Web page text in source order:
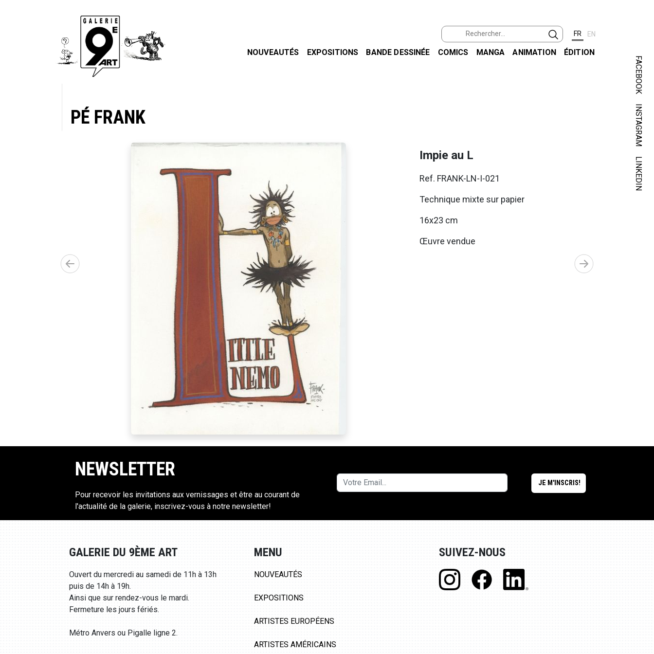
FR EN
NOUVEAUTÉS EXPOSITIONS BANDE DESSINÉE COMICS MANGA ANIMATION ÉDITION
FACEBOOK
INSTAGRAM
LINKEDIN
PÉ FRANK
Impie au L
Ref. FRANK-LN-I-021
Technique mixte sur papier
16x23 cm
Œuvre vendue
NEWSLETTER
Pour recevoir les invitations aux vernissages et être au courant de
l'actualité de la galerie, inscrivez-vous à notre newsletter!
GALERIE DU 9ÈME ART
Ouvert du mercredi au samedi de 11h à 13h
puis de 14h à 19h.
Ainsi que sur rendez-vous le mardi.
Fermeture les jours fériés.
Métro Anvers ou Pigalle ligne 2.
MENU
NOUVEAUTÉS
EXPOSITIONS
ARTISTES EUROPÉENS
ARTISTES AMÉRICAINS
SUIVEZ-NOUS